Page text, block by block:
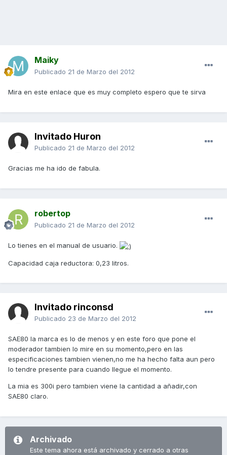
Maiky
Publicado 21 de Marzo del 2012
Mira en este enlace que es muy completo espero que te sirva
Invitado Huron
Publicado 21 de Marzo del 2012
Gracias me ha ido de fabula.
robertop
Publicado 21 de Marzo del 2012
Lo tienes en el manual de usuario.
Capacidad caja reductora: 0,23 litros.
Invitado rinconsd
Publicado 23 de Marzo del 2012
SAE80 la marca es lo de menos y en este foro que pone el
moderador tambien lo mire en su momento,pero en las
especificaciones tambien vienen,no me ha hecho falta aun pero
lo tendre presente para cuando llegue el momento.
La mia es 300i pero tambien viene la cantidad a añadir,con
SAE80 claro.
Archivado
Este tema ahora está archivado y cerrado a otras